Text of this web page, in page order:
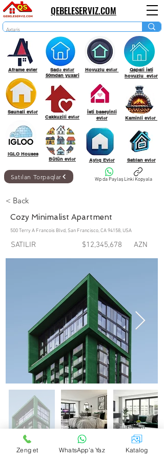
QEBELESERVIZ.COM
Aframe evler
Saunali evlər
IGLO Houses
Sadə evlər
50mdan yuxari
Cakkuzili evlər
Bütün evlər
Hovuzlu evlər
İsti baseyinli
evlər
Aylıq Evlər
Qapali isti
hovuzlu evlər
Kaminli evlər
Satılan evlər
Wp da PaylaşLinki Kopyala
Satılan Torpaqlar
< Back
Cozy Minimalist Apartment
500 Terry A Francois Blvd, San Francisco, CA 94158, USA
SATILIR $12,345,678 AZN
Zeng et WhatsApp'a Yaz Katalog